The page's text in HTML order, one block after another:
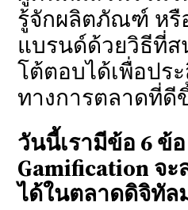
รู้จักผลิตภัณฑ์ หรื
แบรนด์ด้วยวิธีที่
โต้ตอบได้เพื่อปร
ทางการตลาดที่ดี
วันนี้เรามีข้อ 6 ข้
Gamification จ
ได้ในตลาดดิจิทัล